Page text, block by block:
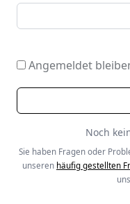
Angemeldet
Noch
Sie haben Fragen oder
unseren häufig gestellten